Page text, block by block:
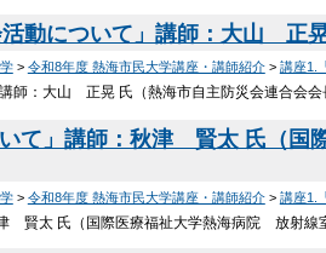
動について」講師：大山 正
> 令和8年度 熱海市民大学講座・講師紹介> 講座1.
師：大山 正晃 氏（熱海市自主防災会連合会
いて」講師：秋津 賢太 氏（
> 令和8年度 熱海市民大学講座・講師紹介> 講座1.
賢太 氏（国際医療福祉大学熱海病院 放射